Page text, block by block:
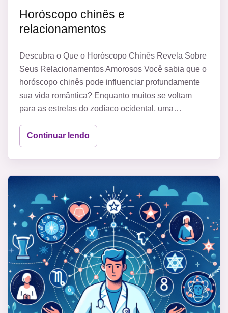
Horóscopo chinês e
relacionamentos
Descubra o Que o Horóscopo Chinês Revela Sobre
Seus Relacionamentos Amorosos Você sabia que o
horóscopo chinês pode influenciar profundamente
sua vida romântica? Enquanto muitos se voltam
para as estrelas do zodíaco ocidental, uma…
Continuar lendo